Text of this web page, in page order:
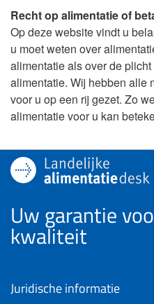
Recht op alimentatie of
Op deze website vindt u
u moet weten over
alimentatie als over de
alimentatie. Wij hebben alle
voor u op een rij gezet. Zo
alimentatie voor u kan
Uw garantie
kwaliteit
Juridische informatie